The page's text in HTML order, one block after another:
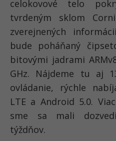
celokovové telo
tvrdeným sklom
zverejnených
bude poháňaný
bitovými jadrami
GHz. Nájdeme tu aj
ovládanie, rýchle
LTE a Android 5.0.
sme sa mali
týždňov.